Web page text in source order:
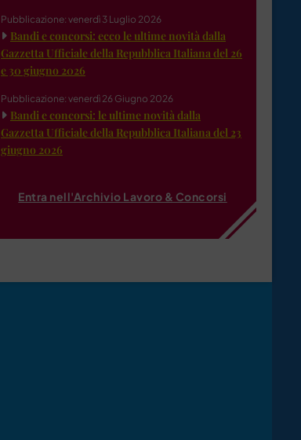
Pubblicazione: venerdì 3 Luglio 2026
Bandi e concorsi: ecco le ultime novità dalla
Gazzetta Ufficiale della Repubblica Italiana del 26
e 30 giugno 2026
Pubblicazione: venerdì 26 Giugno 2026
Bandi e concorsi: le ultime novità dalla
Gazzetta Ufficiale della Repubblica Italiana del 23
giugno 2026
Entra nell'Archivio Lavoro & Concorsi